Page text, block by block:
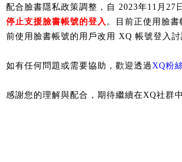
配合臉書隱私政策調整，自 2023年11月27
停止支援臉書帳號的登入 。目前正使用臉書
前使用臉書帳號的用戶改用 XQ 帳號登入討
如有任何問題或需要協助，歡迎透過XQ粉
感謝您的理解與配合，期待繼續在XQ社群